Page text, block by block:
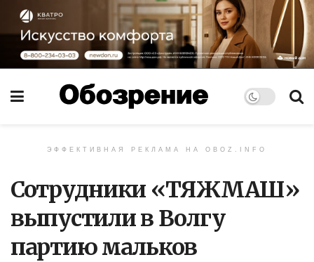
ЭФФЕКТИВНАЯ РЕКЛАМА НА OBOZ.INFO
Сотрудники «ТЯЖМАШ»
выпустили в Волгу
партию мальков